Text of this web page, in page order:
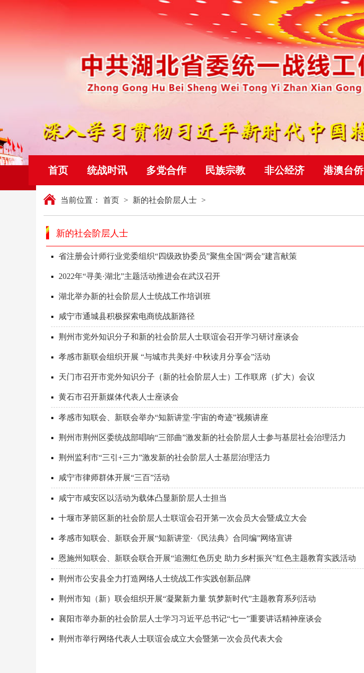
首页 统战时讯 多党合作 民族宗教 非公经济 港澳台侨
当前位置： 首页 > 新的社会阶层人士 >
新的社会阶层人士
省注册会计师行业党委组织“四级政协委员”聚焦全国“两会”建言献策
2022年“寻美·湖北”主题活动推进会在武汉召开
湖北举办新的社会阶层人士统战工作培训班
咸宁市通城县积极探索电商统战新路径
荆州市党外知识分子和新的社会阶层人士联谊会召开学习研讨座谈会
孝感市新联会组织开展 “与城市共美好·中秋读月分享会”活动
天门市召开市党外知识分子（新的社会阶层人士）工作联席（扩大）会议
黄石市召开新媒体代表人士座谈会
孝感市知联会、新联会举办“知新讲堂·宇宙的奇迹”视频讲座
荆州市荆州区委统战部唱响“三部曲”激发新的社会阶层人士参与基层社会治理活力
荆州监利市“三引+三力”激发新的社会阶层人士基层治理活力
咸宁市律师群体开展“三百”活动
咸宁市咸安区以活动为载体凸显新阶层人士担当
十堰市茅箭区新的社会阶层人士联谊会召开第一次会员大会暨成立大会
孝感市知联会、新联会开展“知新讲堂·《民法典》合同编”网络宣讲
恩施州知联会、新联会联合开展“追溯红色历史 助力乡村振兴”红色主题教育实践活动
荆州市公安县全力打造网络人士统战工作实践创新品牌
荆州市知（新）联会组织开展“凝聚新力量 筑梦新时代”主题教育系列活动
襄阳市举办新的社会阶层人士学习习近平总书记“七一”重要讲话精神座谈会
荆州市举行网络代表人士联谊会成立大会暨第一次会员代表大会